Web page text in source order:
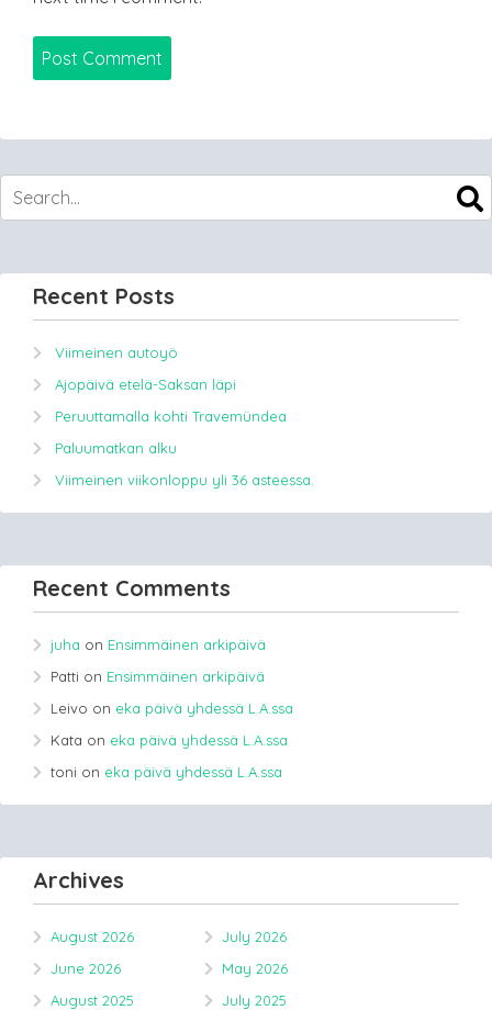
Recent Posts
Viimeinen autoyö
Ajopäivä etelä-Saksan läpi
Peruuttamalla kohti Travemündea
Paluumatkan alku
Viimeinen viikonloppu yli 36 asteessa.
Recent Comments
juha on Ensimmäinen arkipäivä
Patti on Ensimmäinen arkipäivä
Leivo on eka päivä yhdessä L.A.ssa
Kata on eka päivä yhdessä L.A.ssa
toni on eka päivä yhdessä L.A.ssa
Archives
August 2026
July 2026
June 2026
May 2026
August 2025
July 2025